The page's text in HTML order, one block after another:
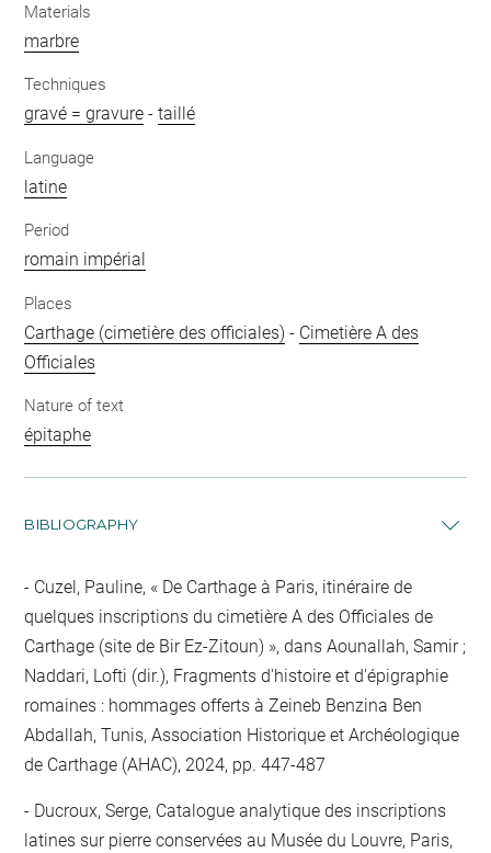
Materials
marbre
Techniques
gravé = gravure -taillé
Language
latine
Period
romain impérial
Places
Carthage (cimetière des officiales) - Cimetière A des
Officiales
Nature of text
épitaphe
BIBLIOGRAPHY
Cuzel, Pauline, « De Carthage à Paris, itinéraire de
quelques inscriptions du cimetière A des Officiales de
Carthage (site de Bir Ez-Zitoun) », dans Aounallah, Samir ;
Naddari, Lofti (dir.), Fragments d'histoire et d'épigraphie
romaines : hommages offerts à Zeineb Benzina Ben
Abdallah, Tunis, Association Historique et Archéologique
de Carthage (AHAC), 2024, pp. 447-487
Ducroux, Serge, Catalogue analytique des inscriptions
latines sur pierre conservées au Musée du Louvre, Paris,